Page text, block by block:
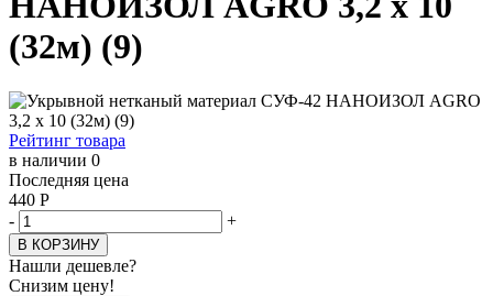
(32м) (9)
Рейтинг товара
в наличии 0
Последняя цена
440 Р
-
+
В КОРЗИНУ
Нашли дешевле?
Снизим цену!